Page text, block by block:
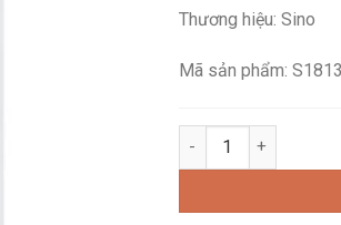
Thương hiệu: Sino
Mã sản phẩm:
Ổ cắm Sino